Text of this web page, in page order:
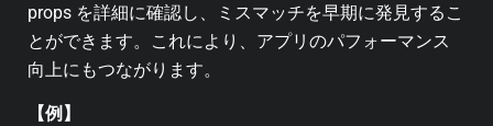
props を詳細に確認し、ミスマッチを早期に発見するこ
とができます。これにより、アプリのパフォーマンス
向上にもつながります。
【例】